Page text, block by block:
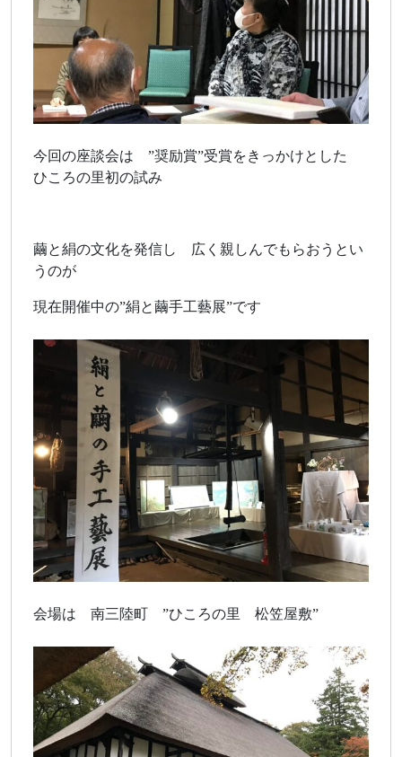
今回の座談会は ”奨励賞”受賞をきっかけとした
ひころの里初の試み
繭と絹の文化を発信し 広く親しんでもらおうとい
うのが
現在開催中の”絹と繭手工藝展”です
会場は 南三陸町 ”ひころの里 松笠屋敷”